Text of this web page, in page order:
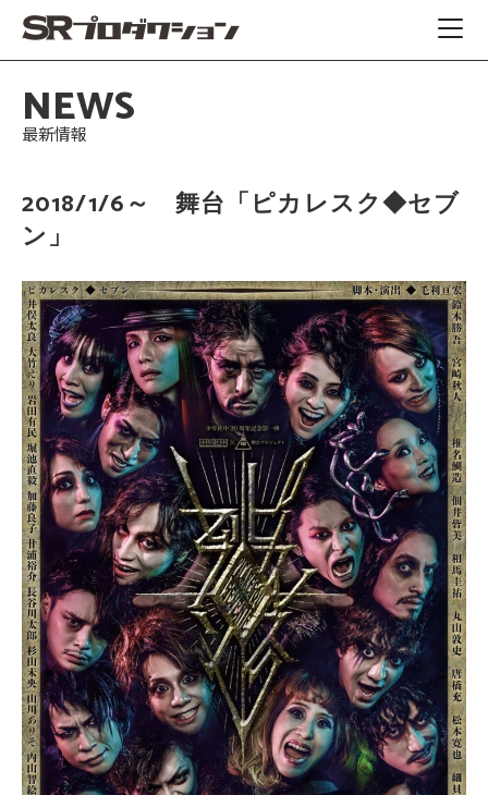
NEWS
最新情報
2018/1/6～ 舞台「ピカレスク◆セブ
ン」